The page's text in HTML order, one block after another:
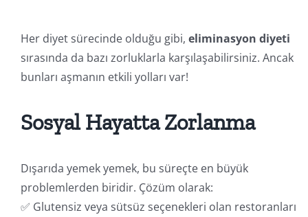
Her diyet sürecinde olduğu gibi, eliminasyon diyeti
sırasında da bazı zorluklarla karşılaşabilirsiniz. Ancak
bunları aşmanın etkili yolları var!
Sosyal Hayatta Zorlanma
Dışarıda yemek yemek, bu süreçte en büyük
problemlerden biridir. Çözüm olarak:
✅ Glutensiz veya sütsüz seçenekleri olan restoranları